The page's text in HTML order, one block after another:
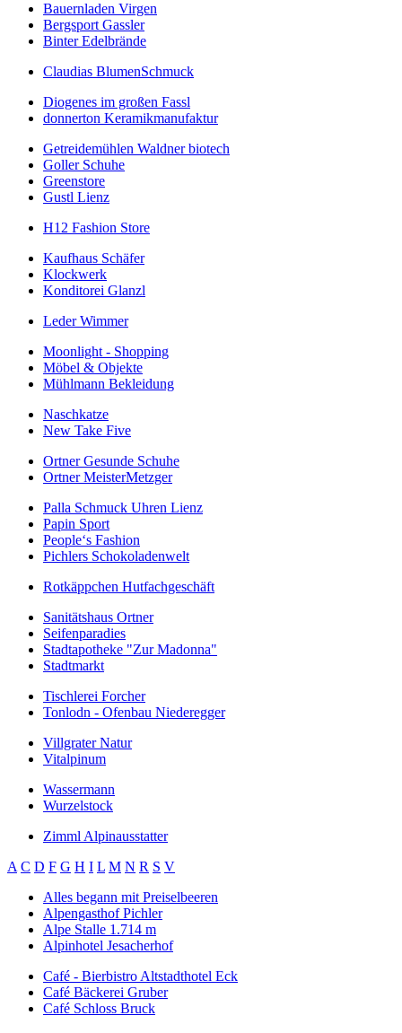
Bauernladen Virgen
Bergsport Gassler
Binter Edelbrände
Claudias BlumenSchmuck
Diogenes im großen Fassl
donnerton Keramikmanufaktur
Getreidemühlen Waldner biotech
Goller Schuhe
Greenstore
Gustl Lienz
H12 Fashion Store
Kaufhaus Schäfer
Klockwerk
Konditorei Glanzl
Leder Wimmer
Moonlight - Shopping
Möbel & Objekte
Mühlmann Bekleidung
Naschkatze
New Take Five
Ortner Gesunde Schuhe
Ortner MeisterMetzger
Palla Schmuck Uhren Lienz
Papin Sport
People‘s Fashion
Pichlers Schokoladenwelt
Rotkäppchen Hutfachgeschäft
Sanitätshaus Ortner
Seifenparadies
Stadtapotheke "Zur Madonna"
Stadtmarkt
Tischlerei Forcher
Tonlodn - Ofenbau Niederegger
Villgrater Natur
Vitalpinum
Wassermann
Wurzelstock
Zimml Alpinausstatter
A C D F G H I L M N R S V
Alles begann mit Preiselbeeren
Alpengasthof Pichler
Alpe Stalle 1.714 m
Alpinhotel Jesacherhof
Café - Bierbistro Altstadthotel Eck
Café Bäckerei Gruber
Café Schloss Bruck